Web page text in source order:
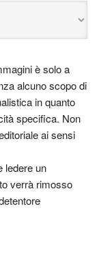
è solo a
alcuno scopo di
in quanto
specifica. Non
ai sensi
ledere un
verrà rimosso